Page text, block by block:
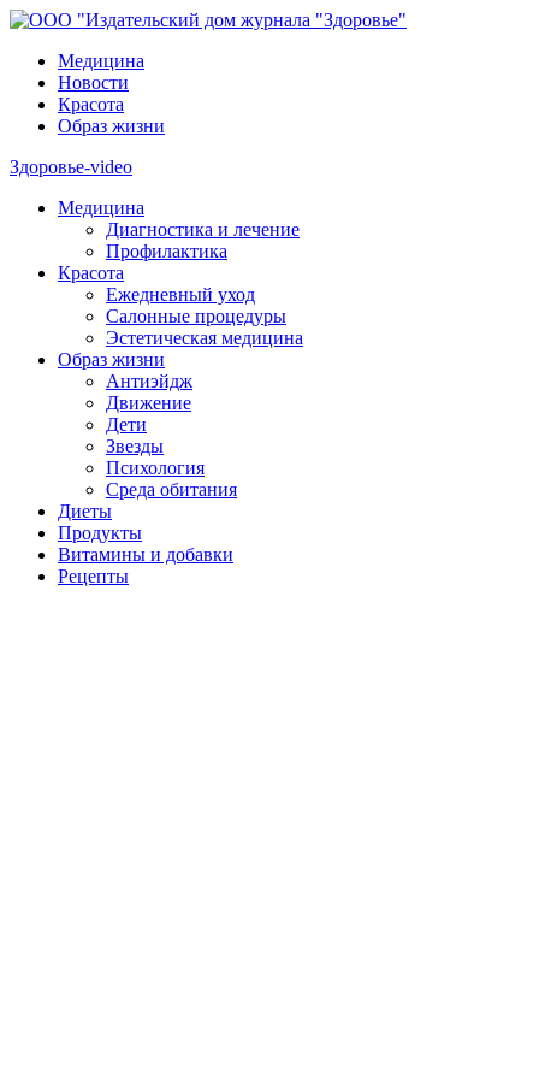
Медицина
Новости
Красота
Образ жизни
Здоровье-video
Медицина
Диагностика и лечение
Профилактика
Красота
Ежедневный уход
Салонные процедуры
Эстетическая медицина
Образ жизни
Антиэйдж
Движение
Дети
Звезды
Психология
Среда обитания
Диеты
Продукты
Витамины и добавки
Рецепты